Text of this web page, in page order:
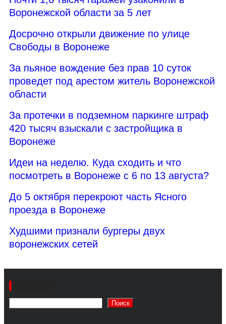
Воронежской области за 5 лет
Досрочно открыли движение по улице
Свободы в Воронеже
За пьяное вождение без прав 10 суток
проведет под арестом житель Воронежской
области
За протечки в подземном паркинге штраф
420 тысяч взыскали с застройщика в
Воронеже
Идеи на неделю. Куда сходить и что
посмотреть в Воронеже с 6 по 13 августа?
До 5 октября перекроют часть Ясного
проезда в Воронеже
Худшими признали бургеры двух
воронежских сетей
Поиск